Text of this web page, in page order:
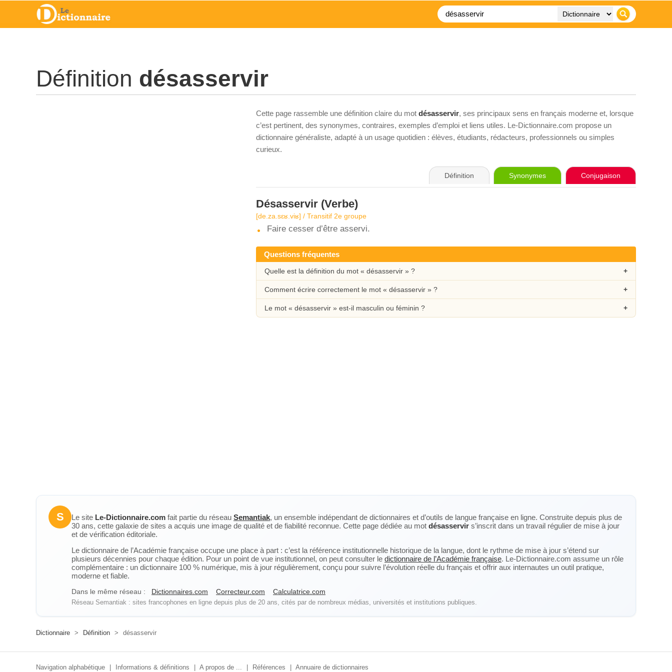
Définition désasservir
Cette page rassemble une définition claire du mot désasservir, ses principaux sens en français moderne et, lorsque
c’est pertinent, des synonymes, contraires, exemples d’emploi et liens utiles. Le-Dictionnaire.com propose un
dictionnaire généraliste, adapté à un usage quotidien : élèves, étudiants, rédacteurs, professionnels ou simples
curieux.
Définition Synonymes Conjugaison
Désasservir (Verbe)
[de.za.sɛʁ.viʁ] / Transitif 2e groupe
Faire cesser d’être asservi.
Questions fréquentes
Quelle est la définition du mot « désasservir » ?
Comment écrire correctement le mot « désasservir » ?
Le mot « désasservir » est-il masculin ou féminin ?
S Le site Le-Dictionnaire.com fait partie du réseau Semantiak, un ensemble indépendant de dictionnaires et d’outils de langue française en ligne. Construite depuis plus de
30 ans, cette galaxie de sites a acquis une image de qualité et de fiabilité reconnue. Cette page dédiée au mot désasservir s’inscrit dans un travail régulier de mise à jour
et de vérification éditoriale.
Le dictionnaire de l’Académie française occupe une place à part : c’est la référence institutionnelle historique de la langue, dont le rythme de mise à jour s’étend sur
plusieurs décennies pour chaque édition. Pour un point de vue institutionnel, on peut consulter le dictionnaire de l’Académie française. Le-Dictionnaire.com assume un rôle
complémentaire : un dictionnaire 100 % numérique, mis à jour régulièrement, conçu pour suivre l’évolution réelle du français et offrir aux internautes un outil pratique,
moderne et fiable.
Dans le même réseau : Dictionnaires.com Correcteur.com Calculatrice.com
Réseau Semantiak : sites francophones en ligne depuis plus de 20 ans, cités par de nombreux médias, universités et institutions publiques.
Dictionnaire > Définition > désasservir
Navigation alphabétique Informations & définitions A propos de ... Références Annuaire de dictionnaires